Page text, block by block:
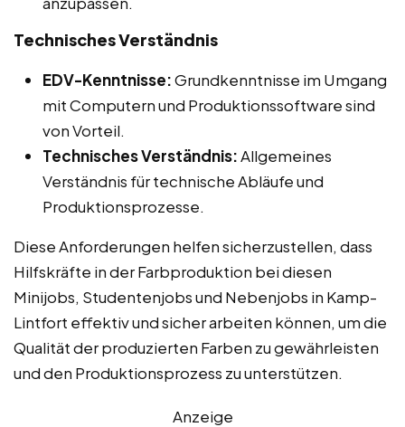
Technisches Verständnis
EDV-Kenntnisse:Grundkenntnisse im Umgang
mit Computern und Produktionssoftware sind
von Vorteil.
Technisches Verständnis:Allgemeines
Verständnis für technische Abläufe und
Produktionsprozesse.
Diese Anforderungen helfen sicherzustellen, dass
Hilfskräfte in der Farbproduktion bei diesen
Minijobs, Studentenjobs und Nebenjobs in Kamp-
Lintfort effektiv und sicher arbeiten können, um die
Qualität der produzierten Farben zu gewährleisten
und den Produktionsprozess zu unterstützen.
Anzeige